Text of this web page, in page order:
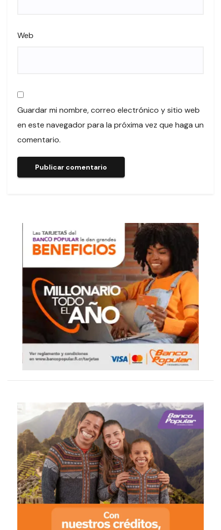
Web
Guardar mi nombre, correo electrónico y sitio web
en este navegador para la próxima vez que haga un
comentario.